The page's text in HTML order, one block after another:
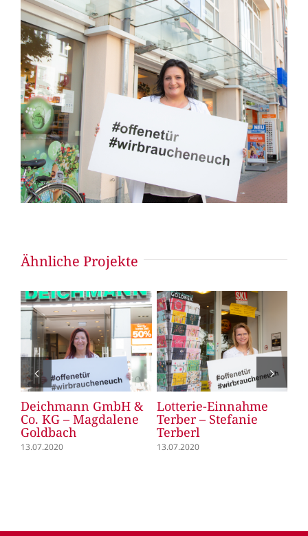
Ähnliche Projekte
Deichmann GmbH &
Co. KG – Magdalene
Goldbach
13.07.2020
Lotterie-Einnahme
Terber – Stefanie
Terberl
13.07.2020